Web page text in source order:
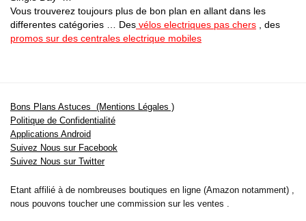
Vous trouverez toujours plus de bon plan en allant dans les
differentes catégories … Des vélos electriques pas chers , des
promos sur des centrales electrique mobiles
Bons Plans Astuces (Mentions Légales )
Politique de Confidentialité
Applications Android
Suivez Nous sur Facebook
Suivez Nous sur Twitter
Etant affilié à de nombreuses boutiques en ligne (Amazon notamment) ,
nous pouvons toucher une commission sur les ventes .